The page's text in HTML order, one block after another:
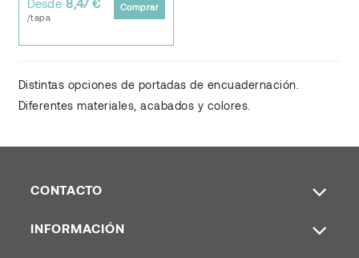
/tapa
Comprar
Distintas opciones de portadas de encuadernación.
Diferentes materiales, acabados y colores.
CONTACTO
INFORMACIÓN